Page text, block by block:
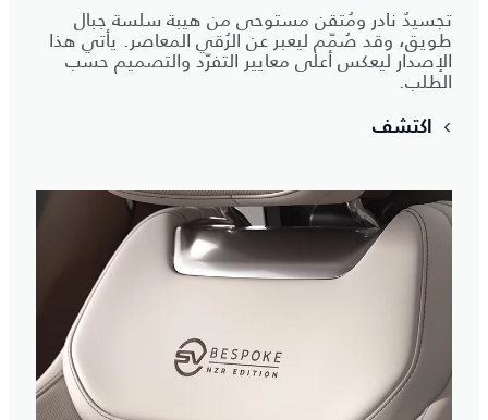
تجسيدٌ نادر ومُتقن مستوحى من هيبة سلسة جبال
طويق، وقد صُمّم ليعبر عن الرُقي المعاصر. يأتي هذا
الإصدار ليعكس أعلى معايير التفرّد والتصميم حسب
الطلب.
اكتشف